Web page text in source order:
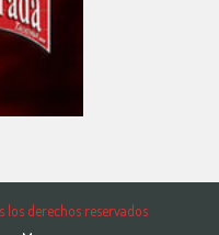
los derechos reservados